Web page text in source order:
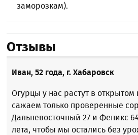
заморозкам).
Отзывы
Иван, 52 года, г. Хабаровск
Огурцы у нас растут в открытом
сажаем только проверенные
Дальневосточный 27 и Феникс
лета, чтобы мы остались без